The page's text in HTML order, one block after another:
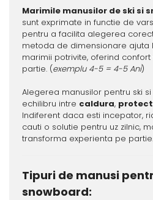
Marimile manusilor de ski si
sunt exprimate in functie de
pentru a facilita alegerea
metoda de dimensionare
marimii potrivite, oferind
partie. (exemplu 4-5 = 4-5 Ani)
Alegerea manusilor pentru ski
echilibru intre caldura,
Indiferent daca esti incepator,
cauti o solutie pentru uz zilnic,
transforma experienta pe partie.
Tipuri de manusi
snowboard: